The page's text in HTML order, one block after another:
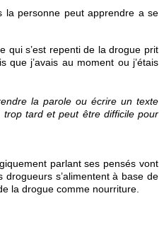
la personne peut apprendre a se
qui s’est repenti de la drogue prit
j’avais au moment ou j’étais
la parole ou écrire un texte
tard et peut être difficile pour
parlant ses pensés vont
s’alimentent à base de
la drogue comme nourriture.